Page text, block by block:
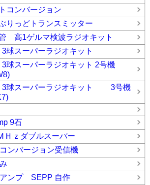
コンバージョン
りっどトランスミッター
高1ゲルマ検波ラジオキット
スーパーラジオキット
スーパーラジオキット 2号機
3球スーパーラジオキット 3号機
9石
Ｈｚダブルスーパー
ンバージョン受信機
ンプ SEPP 自作